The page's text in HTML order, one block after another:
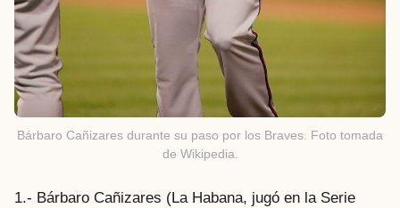
Bárbaro Cañizares durante su paso por los Braves. Foto tomada
de Wikipedia.
1.- Bárbaro Cañizares (La Habana, jugó en la Serie